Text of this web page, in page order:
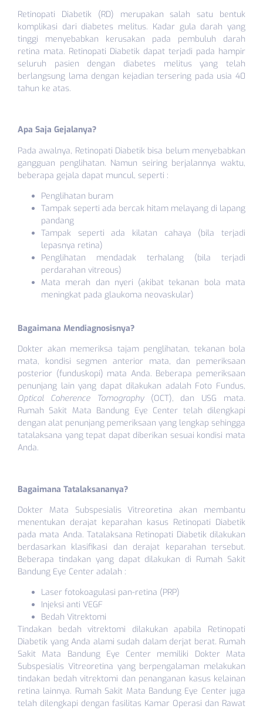
Retinopati Diabetik (RD) merupakan salah satu bentuk
komplikasi dari diabetes melitus. Kadar gula darah yang
tinggi menyebabkan kerusakan pada pembuluh darah
retina mata. Retinopati Diabetik dapat terjadi pada hampir
seluruh pasien dengan diabetes melitus yang telah
berlangsung lama dengan kejadian tersering pada usia 40
tahun ke atas.
Apa Saja Gejalanya?
Pada awalnya, Retinopati Diabetik bisa belum menyebabkan
gangguan penglihatan. Namun seiring berjalannya waktu,
beberapa gejala dapat muncul, seperti :
Penglihatan buram
Tampak seperti ada bercak hitam melayang di lapang
pandang
Tampak seperti ada kilatan cahaya (bila terjadi
lepasnya retina)
Penglihatan mendadak terhalang (bila terjadi
perdarahan vitreous)
Mata merah dan nyeri (akibat tekanan bola mata
meningkat pada glaukoma neovaskular)
Bagaimana Mendiagnosisnya?
Dokter akan memeriksa tajam penglihatan, tekanan bola
mata, kondisi segmen anterior mata, dan pemeriksaan
posterior (funduskopi) mata Anda. Beberapa pemeriksaan
penunjang lain yang dapat dilakukan adalah Foto Fundus,
Optical Coherence Tomography (OCT), dan USG mata.
Rumah Sakit Mata Bandung Eye Center telah dilengkapi
dengan alat penunjang pemeriksaan yang lengkap sehingga
tatalaksana yang tepat dapat diberikan sesuai kondisi mata
Anda.
Bagaimana Tatalaksananya?
Dokter Mata Subspesialis Vitreoretina akan membantu
menentukan derajat keparahan kasus Retinopati Diabetik
pada mata Anda. Tatalaksana Retinopati Diabetik dilakukan
berdasarkan klasifikasi dan derajat keparahan tersebut.
Beberapa tindakan yang dapat dilakukan di Rumah Sakit
Bandung Eye Center adalah :
Laser fotokoagulasi pan-retina (PRP)
Injeksi anti VEGF
Bedah Vitrektomi
Tindakan bedah vitrektomi dilakukan apabila Retinopati
Diabetik yang Anda alami sudah dalam derjat berat. Rumah
Sakit Mata Bandung Eye Center memiliki Dokter Mata
Subspesialis Vitreoretina yang berpengalaman melakukan
tindakan bedah vitrektomi dan penanganan kasus kelainan
retina lainnya. Rumah Sakit Mata Bandung Eye Center juga
telah dilengkapi dengan fasilitas Kamar Operasi dan Rawat